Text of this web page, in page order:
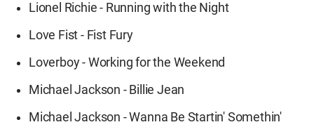
Lionel Richie - Running with the Night
Love Fist - Fist Fury
Loverboy - Working for the Weekend
Michael Jackson - Billie Jean
Michael Jackson - Wanna Be Startin' Somethin'